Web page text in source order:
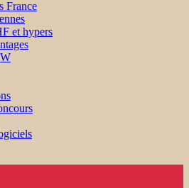
France
et hypers